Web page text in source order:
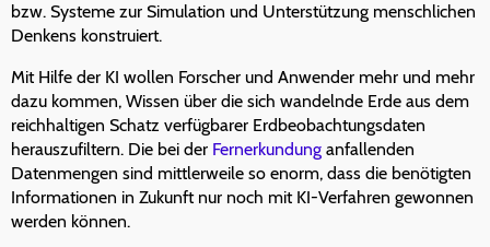
bzw. Systeme zur Simulation und Unterstützung menschlichen
Denkens konstruiert.
Mit Hilfe der KI wollen Forscher und Anwender mehr und mehr
dazu kommen, Wissen über die sich wandelnde Erde aus dem
reichhaltigen Schatz verfügbarer Erdbeobachtungsdaten
herauszufiltern. Die bei der Fernerkundung anfallenden
Datenmengen sind mittlerweile so enorm, dass die benötigten
Informationen in Zukunft nur noch mit KI-Verfahren gewonnen
werden können.